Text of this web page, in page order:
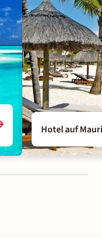
Hotel auf